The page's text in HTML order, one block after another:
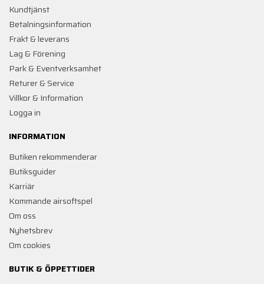
Kundtjänst
Betalningsinformation
Frakt & leverans
Lag & Förening
Park & Eventverksamhet
Returer & Service
Villkor & Information
Logga in
INFORMATION
Butiken rekommenderar
Butiksguider
Karriär
Kommande airsoftspel
Om oss
Nyhetsbrev
Om cookies
BUTIK & ÖPPETTIDER